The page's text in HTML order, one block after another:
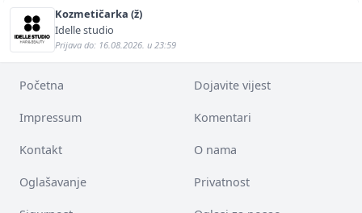
Kozmetičarka (ž)
Idelle studio
Prijava do: 16.08.2026. u 23:59
Početna Dojavite vijest
Impressum Komentari
Kontakt O nama
Oglašavanje Privatnost